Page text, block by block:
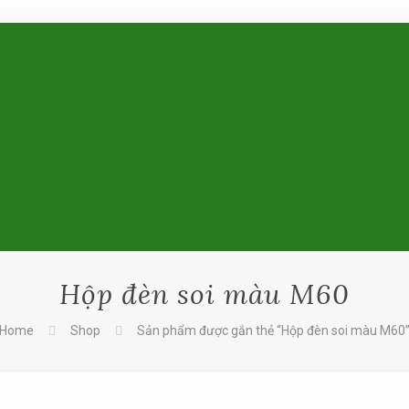
Hộp đèn soi màu M60
Home Shop Sản phẩm được gắn thẻ “Hộp đèn soi màu M60”